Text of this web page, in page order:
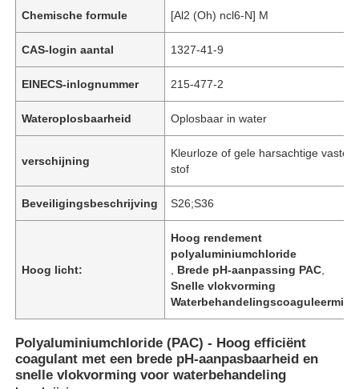
Chemische formule [Al2 (Oh) ncl6-N] M
CAS-login aantal 1327-41-9
EINECS-inlognummer 215-477-2
Wateroplosbaarheid Oplosbaar in water
verschijning
Kleurloze of gele harsachtige vaste
stof
Beveiligingsbeschrijving S26;S36
Hoog licht:
Hoog rendement
polyaluminiumchloride
Brede pH-aanpassing PAC
Snelle vlokvorming
Polyaluminiumchloride (PAC) - Hoog efficiënt
coagulant met een brede pH-aanpasbaarheid en
snelle vlokvorming voor waterbehandeling